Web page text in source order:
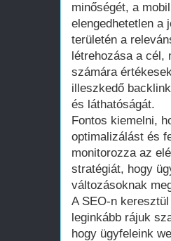
minőségét, a
elengedhetetlen a
területén a
létrehozása a cél,
számára
illeszkedő
és láthatóságát.
Fontos kiemelni,
optimalizálást és
monitorozza az
stratégiát, hogy
változásoknak
A SEO-n
leginkább rájuk
hogy ügyfeleink